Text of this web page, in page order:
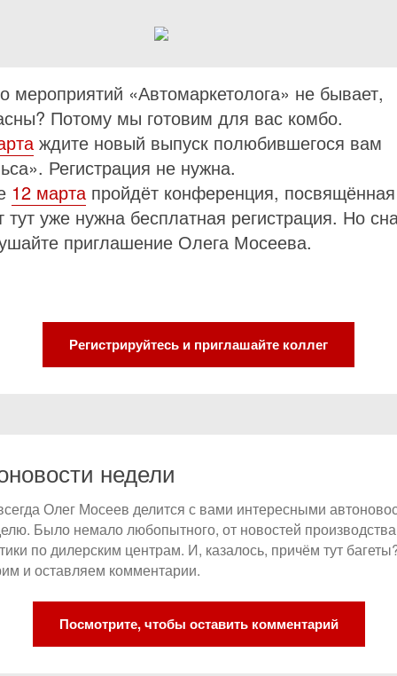
мероприятий «Автомаркетолога» не бывает,
Потому мы готовим для вас комбо.
ждите новый выпуск полюбившегося вам
Регистрация не нужна.
12 мартапройдёт конференция,
тут уже нужна бесплатная регистрация. Но
приглашение Олега Мосеева.
Регистрируйтесь и приглашайте коллег
недели
Олег Мосеев делится с вами интересными
Было немало любопытного, от новостей
по дилерским центрам. И, казалось, причём тут
и оставляем комментарии.
Посмотрите, чтобы оставить комментарий